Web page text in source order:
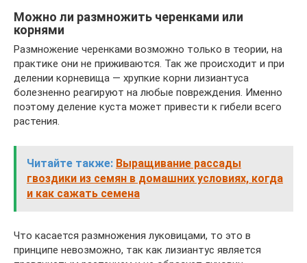
Можно ли размножить черенками или
корнями
Размножение черенками возможно только в теории, на
практике они не приживаются. Так же происходит и при
делении корневища — хрупкие корни лизиантуса
болезненно реагируют на любые повреждения. Именно
поэтому деление куста может привести к гибели всего
растения.
Читайте также: Выращивание рассады
гвоздики из семян в домашних условиях, когда
и как сажать семена
Что касается размножения луковицами, то это в
принципе невозможно, так как лизиантус является